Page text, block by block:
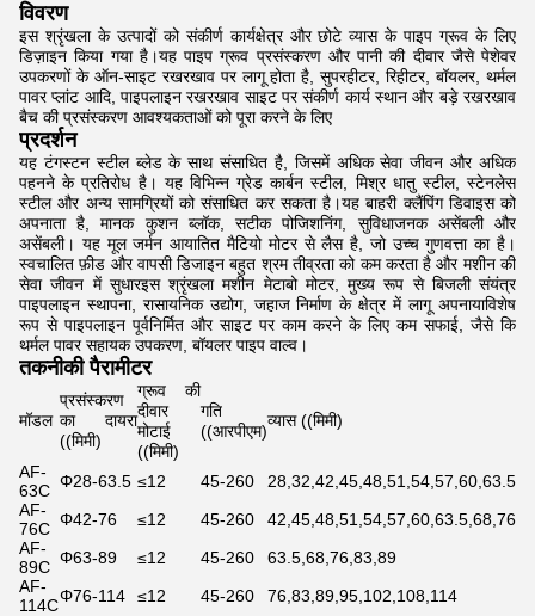
विवरण
इस श्रृंखला के उत्पादों को संकीर्ण कार्यक्षेत्र और छोटे व्यास के पाइप ग्रूव के लिए
डिज़ाइन किया गया है।यह पाइप ग्रूव प्रसंस्करण और पानी की दीवार जैसे पेशेवर
उपकरणों के ऑन-साइट रखरखाव पर लागू होता है, सुपरहीटर, रिहीटर, बॉयलर, थर्मल
पावर प्लांट आदि, पाइपलाइन रखरखाव साइट पर संकीर्ण कार्य स्थान और बड़े रखरखाव
बैच की प्रसंस्करण आवश्यकताओं को पूरा करने के लिए
प्रदर्शन
यह टंगस्टन स्टील ब्लेड के साथ संसाधित है, जिसमें अधिक सेवा जीवन और अधिक
पहनने के प्रतिरोध है। यह विभिन्न ग्रेड कार्बन स्टील, मिश्र धातु स्टील, स्टेनलेस
स्टील और अन्य सामग्रियों को संसाधित कर सकता है।यह बाहरी क्लैंपिंग डिवाइस को
अपनाता है, मानक कुशन ब्लॉक, सटीक पोजिशनिंग, सुविधाजनक असेंबली और
असेंबली। यह मूल जर्मन आयातित मैटियो मोटर से लैस है, जो उच्च गुणवत्ता का है।
स्वचालित फ़ीड और वापसी डिजाइन बहुत श्रम तीव्रता को कम करता है और मशीन की
सेवा जीवन में सुधारइस श्रृंखला मशीन मेटाबो मोटर, मुख्य रूप से बिजली संयंत्र
पाइपलाइन स्थापना, रासायनिक उद्योग, जहाज निर्माण के क्षेत्र में लागू अपनायाविशेष
रूप से पाइपलाइन पूर्वनिर्मित और साइट पर काम करने के लिए कम सफाई, जैसे कि
थर्मल पावर सहायक उपकरण, बॉयलर पाइप वाल्व।
तकनीकी पैरामीटर
मॉडल
प्रसंस्करण
का दायरा
((मिमी)
ग्रूव की
दीवार
मोटाई
((मिमी)
गति
((आरपीएम)
व्यास ((मिमी)
AF-
63C Φ28-63.5 ≤12 45-260
28,32,42,45,48,51,54,57,60,63.5
AF-
76C Φ42-76 ≤12 45-260
42,45,48,51,54,57,60,63.5,68,76
AF-
89C Φ63-89 ≤12 45-260
63.5,68,76,83,89
AF-
114CΦ76-114 ≤12 45-260 76,83,89,95,102,108,114